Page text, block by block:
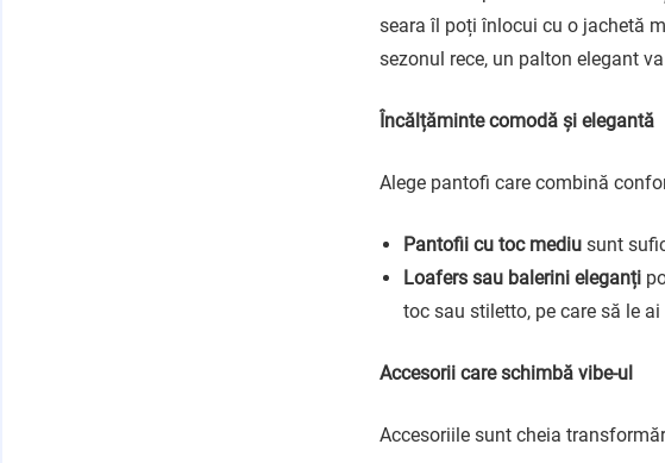
seara îl poți înlocui cu o jachetă
sezonul rece, un palton elegant
Încălțăminte comodă și elegantă
Alege pantofi care combină
Pantofii cu toc mediu sunt
Loafers sau balerini eleganți
toc sau stiletto, pe care să le ai
Accesorii care schimbă vibe-ul
Accesoriile sunt cheia